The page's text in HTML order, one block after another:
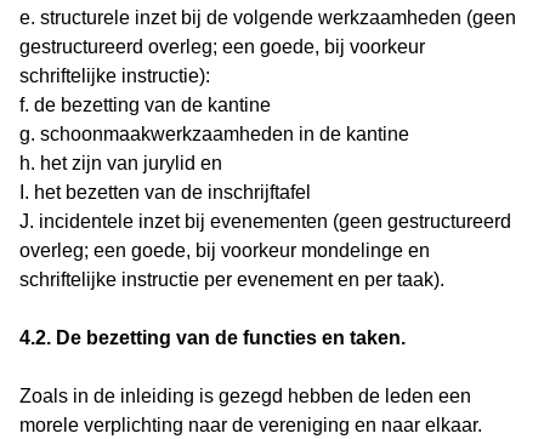
e. structurele inzet bij de volgende werkzaamheden (geen
gestructureerd overleg; een goede, bij voorkeur
schriftelijke instructie):
f. de bezetting van de kantine
g. schoonmaakwerkzaamheden in de kantine
h. het zijn van jurylid en
I. het bezetten van de inschrijftafel
J. incidentele inzet bij evenementen (geen gestructureerd
overleg; een goede, bij voorkeur mondelinge en
schriftelijke instructie per evenement en per taak).
4.2. De bezetting van de functies en taken.
Zoals in de inleiding is gezegd hebben de leden een
morele verplichting naar de vereniging en naar elkaar.